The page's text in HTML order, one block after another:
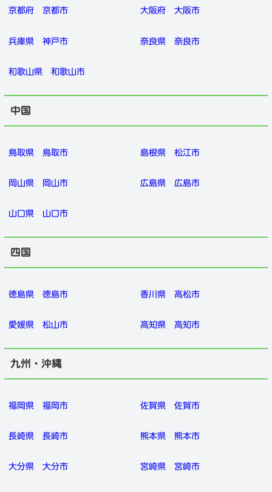
京都府 京都市 大阪府 大阪市
兵庫県 神戸市 奈良県 奈良市
和歌山県 和歌山市
中国
鳥取県 鳥取市 島根県 松江市
岡山県 岡山市 広島県 広島市
山口県 山口市
四国
徳島県 徳島市 香川県 高松市
愛媛県 松山市 高知県 高知市
九州・沖縄
福岡県 福岡市 佐賀県 佐賀市
長崎県 長崎市 熊本県 熊本市
大分県 大分市 宮崎県 宮崎市